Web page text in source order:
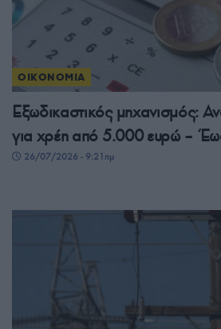
ΟΙΚΟΝΟΜΙΑ
Εξωδικαστικός μηχανισμός:
για χρέη από 5.000 ευρώ –
26/07/2026 - 9:21πμ